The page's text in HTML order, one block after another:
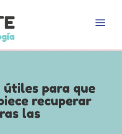
útiles para que
recuperar
las